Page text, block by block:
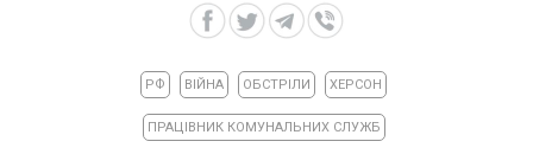
РФ ВІЙНА ОБСТРІЛИ ХЕРСОН
ПРАЦІВНИК КОМУНАЛЬНИХ СЛУЖБ